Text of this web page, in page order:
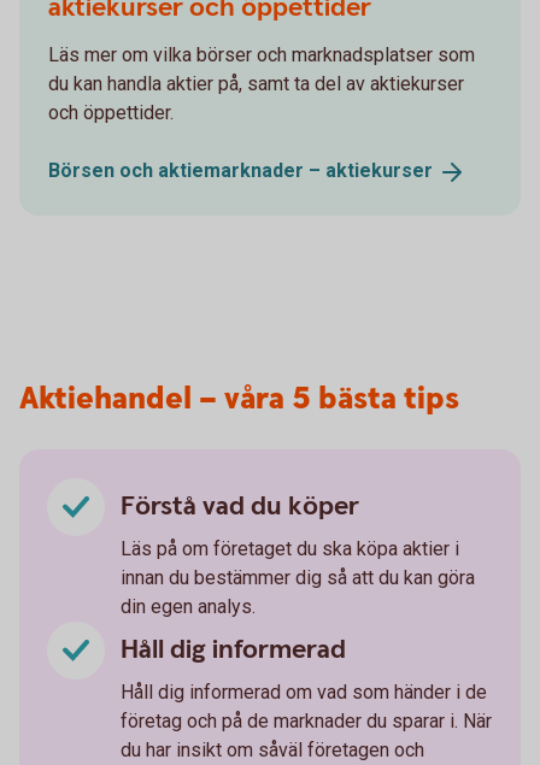
aktiekurser och öppettider
Läs mer om vilka börser och marknadsplatser som
du kan handla aktier på, samt ta del av aktiekurser
och öppettider.
Börsen och aktiemarknader – aktiekurser
Aktiehandel – våra 5 bästa tips
Förstå vad du köper
Läs på om företaget du ska köpa aktier i
innan du bestämmer dig så att du kan göra
din egen analys.
Håll dig informerad
Håll dig informerad om vad som händer i de
företag och på de marknader du sparar i. När
du har insikt om såväl företagen och